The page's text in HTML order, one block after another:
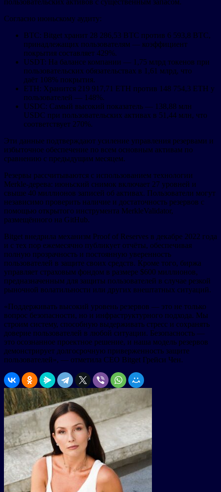
пользовательских активов с существенным запасом.
Согласно июньскому аудиту:
BTC: Bitget хранит 28 286,53 BTC против 6 593,8 BTC,
принадлежащих пользователям — коэффициент
покрытия составляет 429%.
USDT: На балансе компании — 1,75 млрд токенов при
пользовательских обязательствах в 1,61 млрд, что
даёт 108% покрытия.
ETH: Хранится 219 917,71 ETH против 148 754,3 ETH у
пользователей — 148%.
USDC: Самый высокий показатель — 138,88 млн
USDC при пользовательских активах в 51,44 млн, что
соответствует 270%.
Эти данные подтверждают усиление управления резервами и
избыточное обеспечение по всем основным активам по
сравнению с предыдущим месяцем.
Резервы рассчитываются с использованием технологии
Merkle-дерева: июньский снимок включает 27 уровней и
свыше 40 миллионов записей об активах. Пользователи могут
независимо проверить наличие и достаточность резервов с
помощью открытого инструмента MerkleValidator,
размещённого на GitHub.
Bitget внедрила механизм Proof of Reserves в декабре 2022 года
и с тех пор ежемесячно публикует отчёты, обеспечивая
полную прозрачность и постоянную уверенность
пользователей в защите своих средств. Кроме того, биржа
управляет страховым фондом в размере $600 миллионов,
предназначенным для защиты пользователей в случае резкой
рыночной волатильности или других внештатных ситуаций.
«Поддерживать высокий уровень резервов — это не только
вопрос безопасности, но и инфраструктурного подхода. Мы
строим систему, способную выдерживать стресс и сохранять
доверие пользователей в любой ситуации. Безопасность —
это осознанное проектное решение, и наша модель резервов
демонстрирует долгосрочную приверженность защите
пользователей», — отметила CEO Bitget Грейси Чен.